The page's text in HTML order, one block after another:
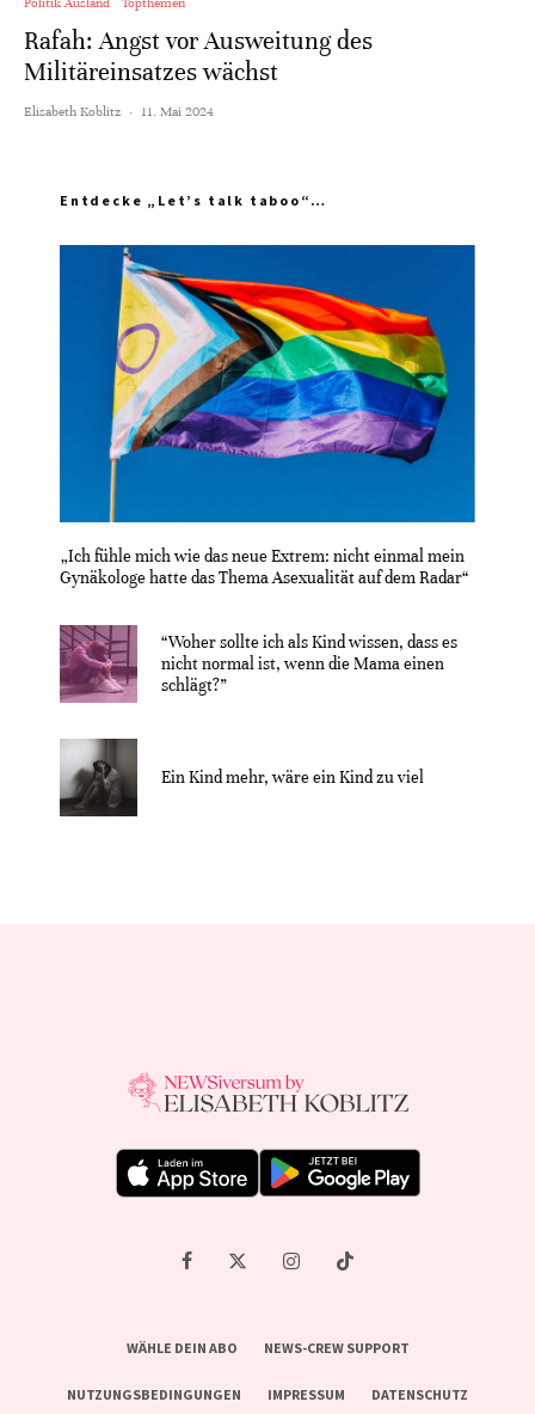
Rafah: Angst vor Ausweitung des
Militäreinsatzes wächst
Elisabeth Koblitz · 11. Mai 2024
Entdecke „Let’s talk taboo“…
„Ich fühle mich wie das neue Extrem: nicht einmal mein
Gynäkologe hatte das Thema Asexualität auf dem Radar“
“Woher sollte ich als Kind wissen, dass es
nicht normal ist, wenn die Mama einen
schlägt?”
Ein Kind mehr, wäre ein Kind zu viel
WÄHLE DEIN ABO NEWS-CREW SUPPORT
NUTZUNGSBEDINGUNGEN IMPRESSUM DATENSCHUTZ